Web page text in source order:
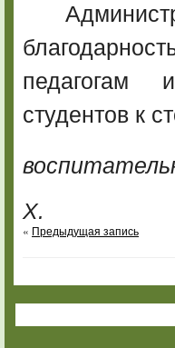
педагогам
студентов к
Х.
« Предыдущая запись